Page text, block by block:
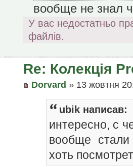
вообще не знал
У вас недостатньо
файлів.
Re: Колекція
Dorvard » 13 жовтня
ubik написав:
интересно, с
вообще
хоть